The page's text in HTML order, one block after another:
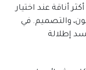
أناقة عند اختيار
والتصميم. في
إطلالة